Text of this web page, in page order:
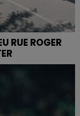
RUE ROGER